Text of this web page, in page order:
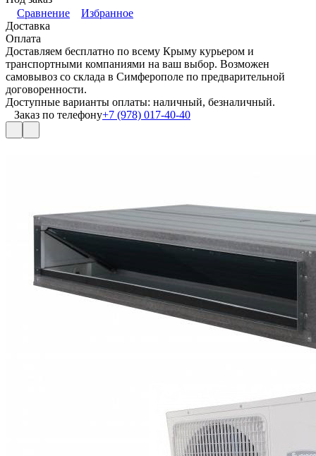
Сравнение
Избранное
Доставка
Оплата
Доставляем бесплатно по всему Крыму курьером и
транспортными компаниями на ваш выбор. Возможен
самовывоз со склада в Симферополе по предварительной
договоренности.
Доступные варианты оплаты: наличный, безналичный.
Заказ по телефону+7 (978) 017-40-40